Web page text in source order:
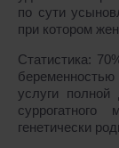
по сути
при котором
Статистика:
услуги
генетически